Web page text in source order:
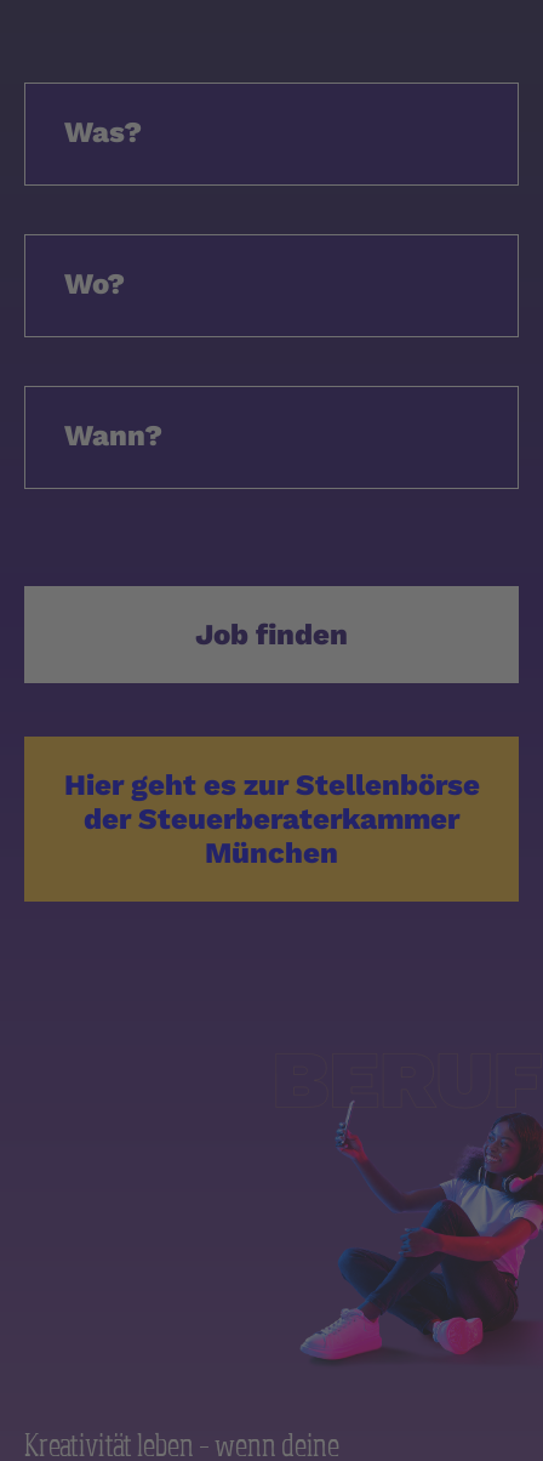
Was?
Wo?
Wann?
Ma Jun Jul Aug
Heute
löschen
Job finden
Hier geht es zur Stellenbörse
der Steuerberaterkammer
München
Kreativität leben – wenn deine